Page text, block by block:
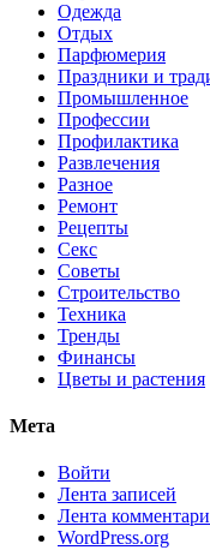
Одежда
Отдых
Парфюмерия
Праздники и
Промышленное
Профессии
Профилактика
Развлечения
Разное
Ремонт
Рецепты
Секс
Советы
Строительство
Техника
Тренды
Финансы
Цветы и растения
Мета
Войти
Лента записей
Лента
WordPress.org